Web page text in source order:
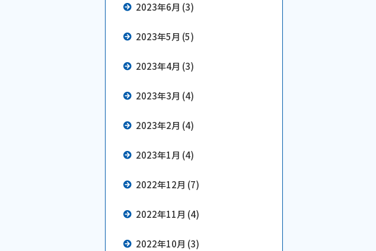
2023年6月 (3)
2023年5月 (5)
2023年4月 (3)
2023年3月 (4)
2023年2月 (4)
2023年1月 (4)
2022年12月 (7)
2022年11月 (4)
2022年10月 (3)